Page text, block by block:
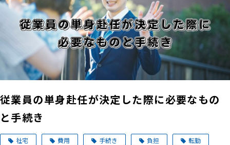
従業員の単身赴任が決定した際に必要なもの
と手続き
社宅 費用 手続き 負担 転勤